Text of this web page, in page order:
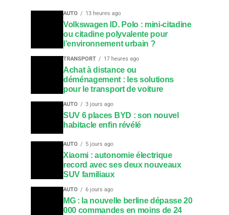
AUTO 13 heures ago
Volkswagen ID. Polo : mini-citadine
ou citadine polyvalente pour
l’environnement urbain ?
TRANSPORT 17 heures ago
Achat à distance ou
déménagement : les solutions
pour le transport de voiture
AUTO 3 jours ago
SUV 6 places BYD : son nouvel
habitacle enfin révélé
AUTO 5 jours ago
Xiaomi : autonomie électrique
record avec ses deux nouveaux
SUV familiaux
AUTO 6 jours ago
MG : la nouvelle berline dépasse 20
000 commandes en moins de 24